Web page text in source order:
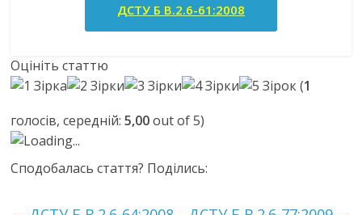
ДСТУ Б В.2.6-61:2008
Оцініть статтю
(1
голосів, середній:5,00out of 5)
Loading...
Сподобалась стаття? Поділись: